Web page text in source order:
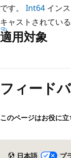
です。 Int64 イン
キャストされてい
適用対象
み
取
モ
ド
フィード
このページはお役に
日本語 プ